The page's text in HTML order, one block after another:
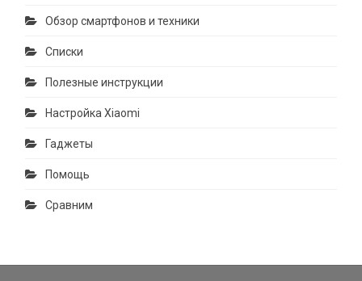
Обзор смартфонов и техники
Списки
Полезные инструкции
Настройка Xiaomi
Гаджеты
Помощь
Сравним